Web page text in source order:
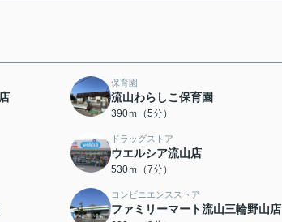
保育園
流山わらしこ保育園
390ｍ（5分）
ドラッグストア
ウエルシア流山店
530ｍ（7分）
コンビニエンスストア
ファミリーマート流山三輪野山店